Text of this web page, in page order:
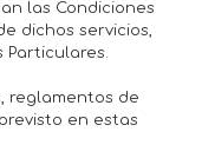
las Condiciones
dichos servicios,
reglamentos de
en estas